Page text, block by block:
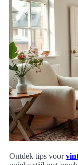
Ontdek tips voor